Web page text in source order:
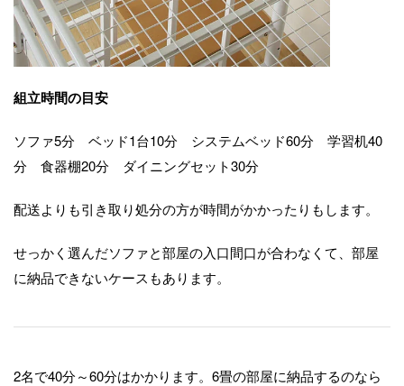
組立時間の目安
ソファ5分 ベッド1台10分 システムベッド60分 学習机40
分 食器棚20分 ダイニングセット30分
配送よりも引き取り処分の方が時間がかかったりもします。
せっかく選んだソファと部屋の入口間口が合わなくて、部屋
に納品できないケースもあります。
2名で40分～60分はかかります。6畳の部屋に納品するのなら